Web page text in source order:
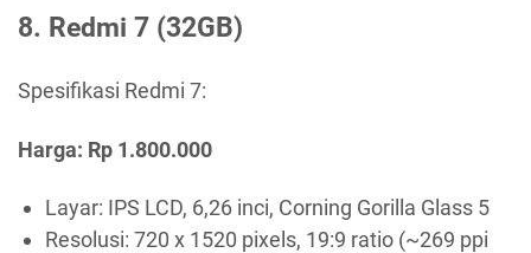
8. Redmi 7 (32GB)
Spesifikasi Redmi 7:
Harga: Rp 1.800.000
Layar: IPS LCD, 6,26 inci, Corning Gorilla Glass 5
Resolusi: 720 x 1520 pixels, 19:9 ratio (~269 ppi